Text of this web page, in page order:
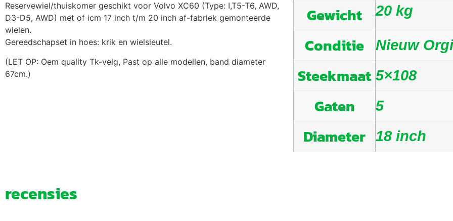
Reservewiel/thuiskomer geschikt voor Volvo XC60 (Type: I,T5-T6, AWD,
D3-D5, AWD) met of icm 17 inch t/m 20 inch af-fabriek gemonteerde
wielen.
Gereedschapset in hoes: krik en wielsleutel.
(LET OP: Oem quality Tk-velg, Past op alle modellen, band diameter
67cm.)
Gewicht 20 kg
Conditie Nieuw
Steekmaat 5×108
Gaten 5
Diameter 18 inch
recensies